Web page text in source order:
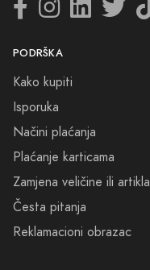
PODRŠKA
Kako kupiti
Isporuka
Načini plaćanja
Plaćanje karticama
Zamjena veličine ili artikla
Česta pitanja
Reklamacioni obrazac